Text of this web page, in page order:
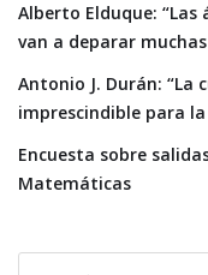
Alberto Elduque:
van a deparar
Antonio J. Durán: “La
imprescindible para
Encuesta sobre
Matemáticas